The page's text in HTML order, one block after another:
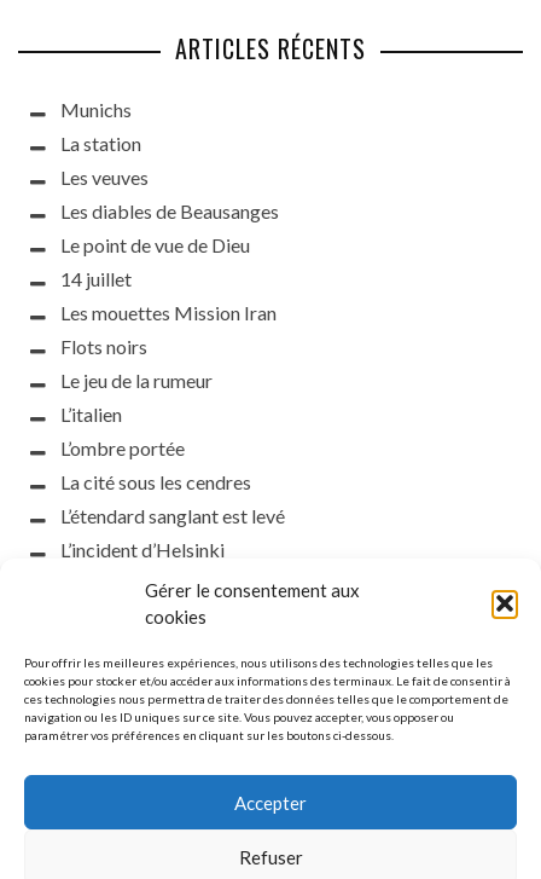
Gérer le consentement aux
cookies
Pour offrir les meilleures expériences, nous utilisons des technologies telles que les
cookies pour stocker et/ou accéder aux informations des terminaux. Le fait de consentir à
ces technologies nous permettra de traiter des données telles que le comportement de
navigation ou les ID uniques sur ce site. Vous pouvez accepter, vous opposer ou
paramétrer vos préférences en cliquant sur les boutons ci-dessous.
Accepter
Refuser
ARTICLES RÉCENTS
Munichs
La station
Les veuves
Les diables de Beausanges
Le point de vue de Dieu
14 juillet
Les mouettes Mission Iran
Flots noirs
Le jeu de la rumeur
L’italien
L’ombre portée
La cité sous les cendres
L’étendard sanglant est levé
L’incident d’Helsinki
la petite fasciste
Toutes les nuances de la nuit
Que s’obscurcissent le soleil et la lumière
Le silence